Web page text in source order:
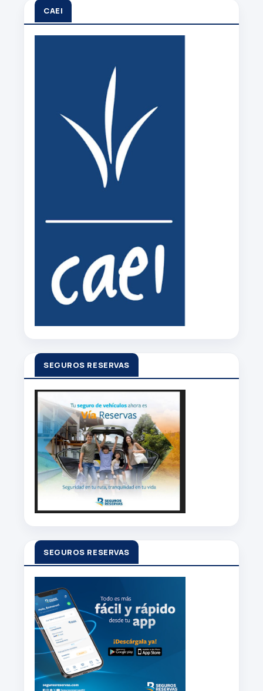
CAEI
SEGUROS RESERVAS
SEGUROS RESERVAS